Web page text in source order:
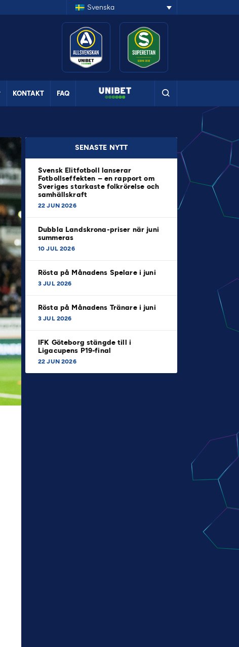
Svenska
KONTAKT FAQ
SENASTE NYTT
Svensk Elitfotboll lanserar
Fotbollseffekten – en rapport om
Sveriges starkaste folkrörelse och
samhällskraft
22 JUN 2026
Dubbla Landskrona-priser när juni
summeras
10 JUL 2026
Rösta på Månadens Spelare i juni
3 JUL 2026
Rösta på Månadens Tränare i juni
3 JUL 2026
IFK Göteborg stängde till i
Ligacupens P19-final
22 JUN 2026